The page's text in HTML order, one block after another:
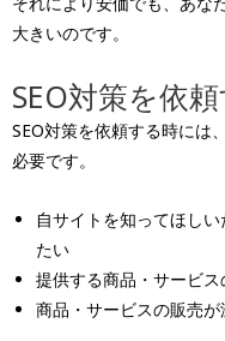
大きいのです。
SEO対策を依
SEO対策を依頼する時には
必要です。
自サイトを知ってほし
たい
提供する商品・サービ
商品・サービスの販売